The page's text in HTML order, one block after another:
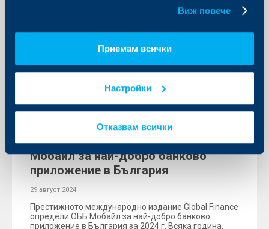
Виж повече
Приемам всички
Настройки
Отказвам всички
Global Finance определи ОББ
Мобайл за най-добро банково
приложение в България
29 август 2024
Престижното международно издание Global Finance
определи ОББ Мобайл за най-добро банково
приложение в България за 2024 г. Всяка година,